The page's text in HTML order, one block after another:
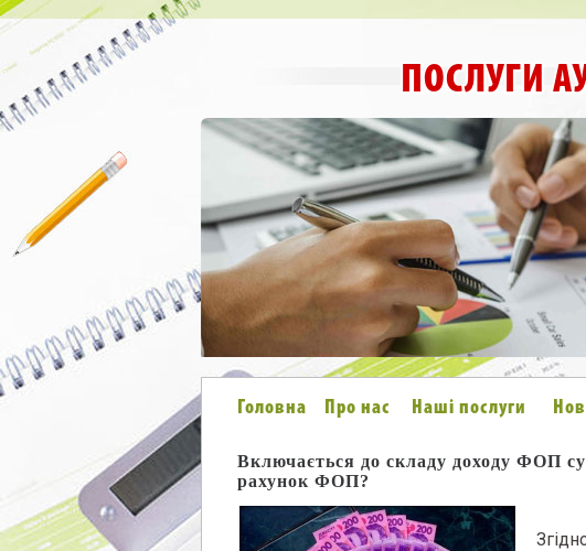
ПОСЛУГИ
Головна Про нас Наші послуги
Включається до складу доходу ФОП
рахунок ФОП?